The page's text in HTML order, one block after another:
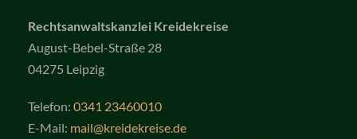
Rechtsanwaltskanzlei Kreidekreise
August-Bebel-Straße 28
04275 Leipzig
Telefon: 0341 23460010
E-Mail: mail@kreidekreise.de